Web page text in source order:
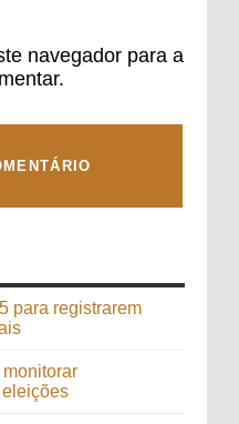
navegador para a
para registrarem